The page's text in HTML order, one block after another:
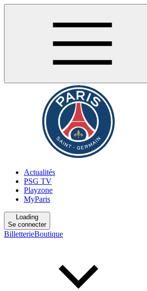
Actualités
PSG TV
Playzone
MyParis
Loading
Se connecter
BilletterieBoutique